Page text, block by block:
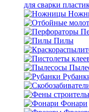
для сварки
Пилы
Фонари